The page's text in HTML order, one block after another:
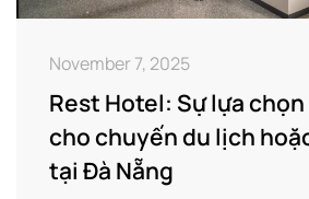
November 7, 2025
Rest Hotel: Sự lựa
cho chuyến du lịch
tại Đà Nẵng